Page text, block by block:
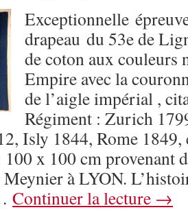
Exceptionnelle
drapeau du 53e de
de coton aux couleurs
Empire avec la
de l’aigle impérial ,
Régiment : Zurich
Isly 1844, Rome
x 100 cm provenant
à LYON.
Continuer la lecture →